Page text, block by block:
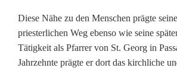
n
E
s
Diese Nähe zu den Menschen prägte
priesterlichen Weg ebenso wie seine
Tätigkeit als Pfarrer von St. Georg in
Jahrzehnte prägte er dort das kirchliche